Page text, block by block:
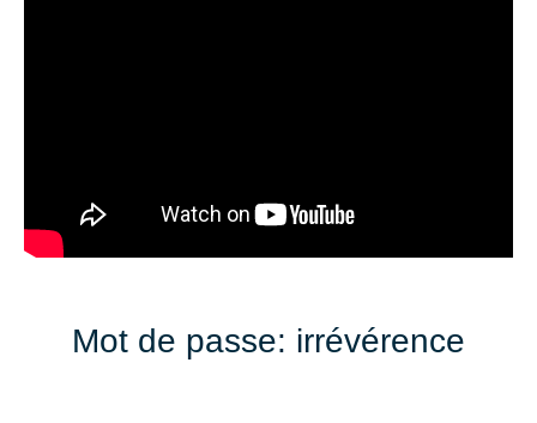
Mot de passe: irrévérence